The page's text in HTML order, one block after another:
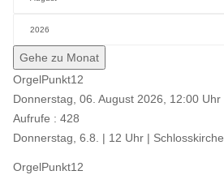
Gehe zu Monat
OrgelPunkt12
Donnerstag, 06. August 2026, 12:00 Uhr
Aufrufe : 428
Donnerstag, 6.8. | 12 Uhr | Schlosskirche
OrgelPunkt12